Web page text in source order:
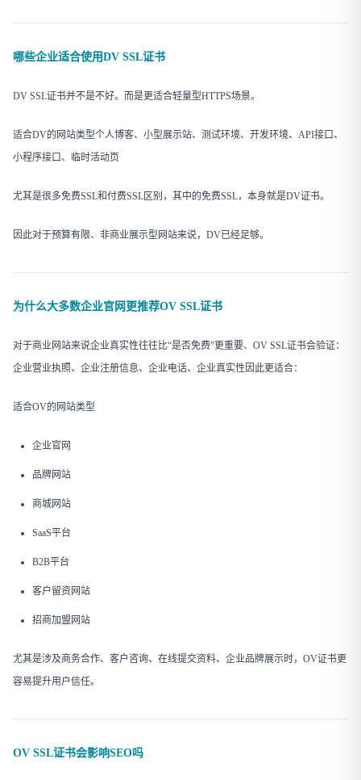
哪些企业适合使用DV SSL证书
DV SSL证书并不是不好。而是更适合轻量型HTTPS场景。
适合DV的网站类型个人博客、小型展示站、测试环境、开发环境、API接口、
小程序接口、临时活动页
尤其是很多免费SSL和付费SSL区别，其中的免费SSL，本身就是DV证书。
因此对于预算有限、非商业展示型网站来说，DV已经足够。
为什么大多数企业官网更推荐OV SSL证书
对于商业网站来说企业真实性往往比“是否免费”更重要、OV SSL证书会验证：
企业营业执照、企业注册信息、企业电话、企业真实性因此更适合：
适合OV的网站类型
企业官网
品牌网站
商城网站
SaaS平台
B2B平台
客户留资网站
招商加盟网站
尤其是涉及商务合作、客户咨询、在线提交资料、企业品牌展示时，OV证书更
容易提升用户信任。
OV SSL证书会影响SEO吗